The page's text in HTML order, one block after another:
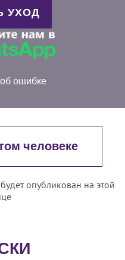
УХОД
ошибке
человеке
опубликован на этой